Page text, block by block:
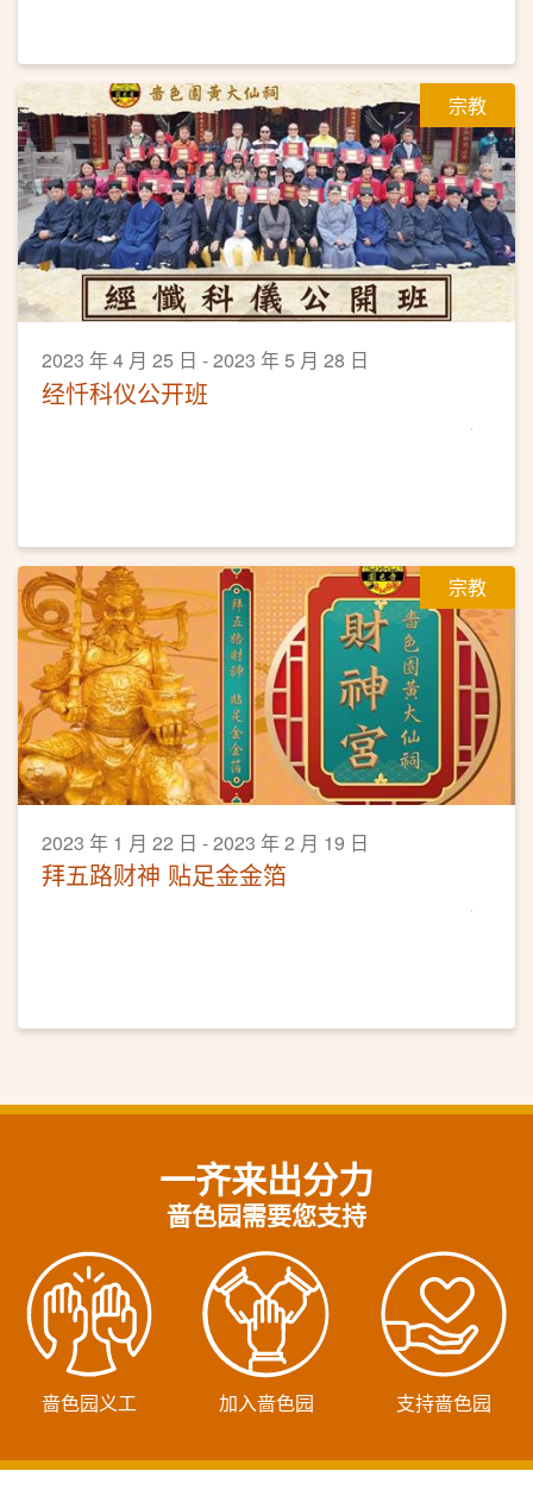
宗教
2023 年 4 月 25 日 - 2023 年 5 月 28 日
经忏科仪公开班
宗教
2023 年 1 月 22 日 - 2023 年 2 月 19 日
拜五路财神 贴足金金箔
一齐来出分力
啬色园需要您支持
啬色园义工 加入啬色园 支持啬色园